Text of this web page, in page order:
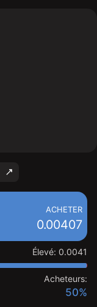
ACHETER
0.00407
Élevé: 0.0041
Acheteurs:
50%